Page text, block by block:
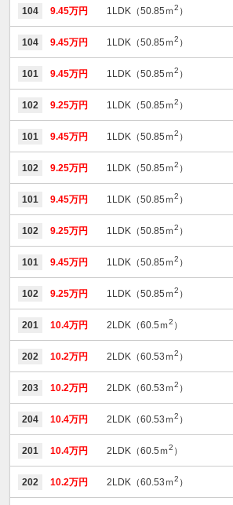
104 9.45万円 1LDK（50.85ｍ2 ）
104 9.45万円 1LDK（50.85ｍ2 ）
101 9.45万円 1LDK（50.85ｍ2 ）
102 9.25万円 1LDK（50.85ｍ2 ）
101 9.45万円 1LDK（50.85ｍ2 ）
102 9.25万円 1LDK（50.85ｍ2 ）
101 9.45万円 1LDK（50.85ｍ2 ）
102 9.25万円 1LDK（50.85ｍ2 ）
101 9.45万円 1LDK（50.85ｍ2 ）
102 9.25万円 1LDK（50.85ｍ2 ）
201 10.4万円 2LDK（60.5ｍ2 ）
202 10.2万円 2LDK（60.53ｍ2 ）
203 10.2万円 2LDK（60.53ｍ2 ）
204 10.4万円 2LDK（60.53ｍ2 ）
201 10.4万円 2LDK（60.5ｍ2 ）
202 10.2万円 2LDK（60.53ｍ2 ）